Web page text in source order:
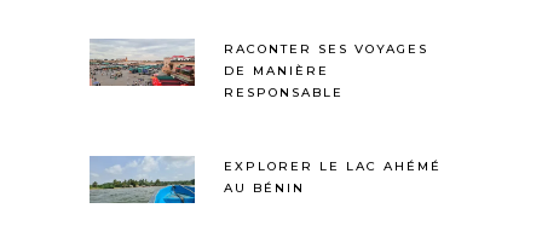
RACONTER SES VOYAGES
DE MANIÈRE
RESPONSABLE
EXPLORER LE LAC AHÉMÉ
AU BÉNIN